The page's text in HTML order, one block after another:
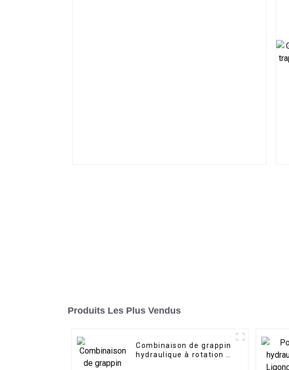
Produits Les Plus Vendus
Combinaison de grappin
hydraulique à rotation à